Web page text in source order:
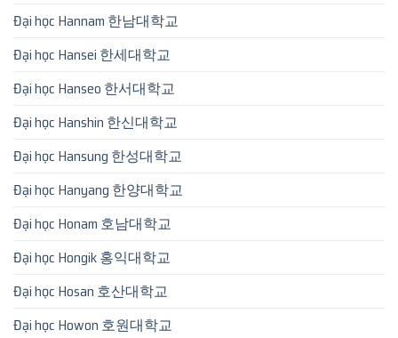
Đại học Hannam 한남대학교
Đại học Hansei 한세대학교
Đại học Hanseo 한서대학교
Đại học Hanshin 한신대학교
Đại học Hansung 한성대학교
Đại học Hanyang 한양대학교
Đại học Honam 호남대학교
Đại học Hongik 홍익대학교
Đại học Hosan 호산대학교
Đại học Howon 호원대학교